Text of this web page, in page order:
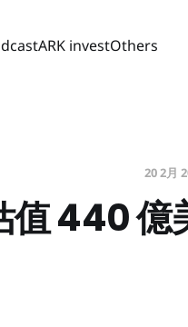
ARK investOthers
20 2月
值 440 億